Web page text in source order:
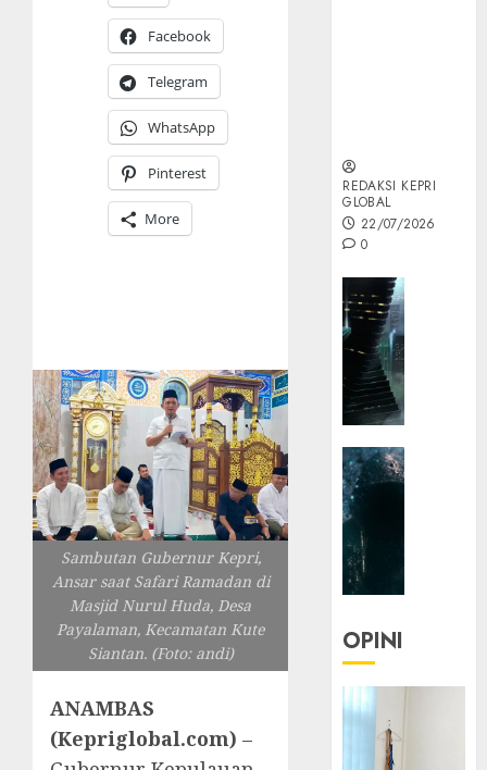
Facebook
Telegram
WhatsApp
Pinterest
More
Sambutan Gubernur Kepri,
Ansar saat Safari Ramadan di
Masjid Nurul Huda, Desa
Payalaman, Kecamatan Kute
Siantan. (Foto: andi)
ANAMBAS
(Kepriglobal.com) –
REDAKSI KEPRI
GLOBAL
22/07/2026
0
OPINI